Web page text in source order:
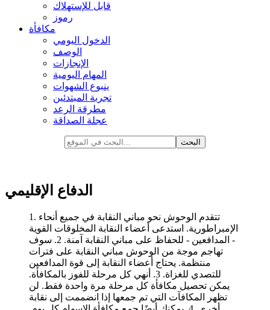
قابل للإستهلاك
رموز
مكافأة
الدخول اليومي
الوصف
الإنجازات
المهام اليومية
ينبوع الشهوات
تجربة المبتدئين
مطرقة الرعد
عجلة الصداقة
الدفاع الإقليمي
1. تتقدم الوحوش نحو مباني النقابة في جميع أنحاء
الإمبراطورية. استدعى أعضاء النقابة المخلوقات القوية
- المدافعين - للحفاظ على مباني النقابة آمنة. 2. سوف
تهاجم موجة من الوحوش مباني النقابة على فترات
منتظمة. يحتاج أعضاء النقابة إلى قوة المدافعين
للتصدي للغزاة. 3. أنهي كل مرحلة للفوز بالمكافأة.
يمكن تحصيل مكافأة كل مرحلة مرة واحدة فقط. لن
تظهر المكافآت التي تم جمعها إذا انضممت إلى نقابة